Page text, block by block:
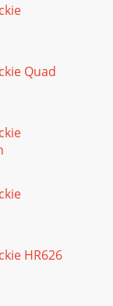
Quad
HR626